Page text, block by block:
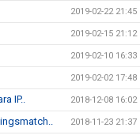
2019-02-22 21:45
2019-02-15 21:12
2019-02-10 16:33
2019-02-02 17:48
IP.. 2018-12-08 16:02
2018-11-23 21:37